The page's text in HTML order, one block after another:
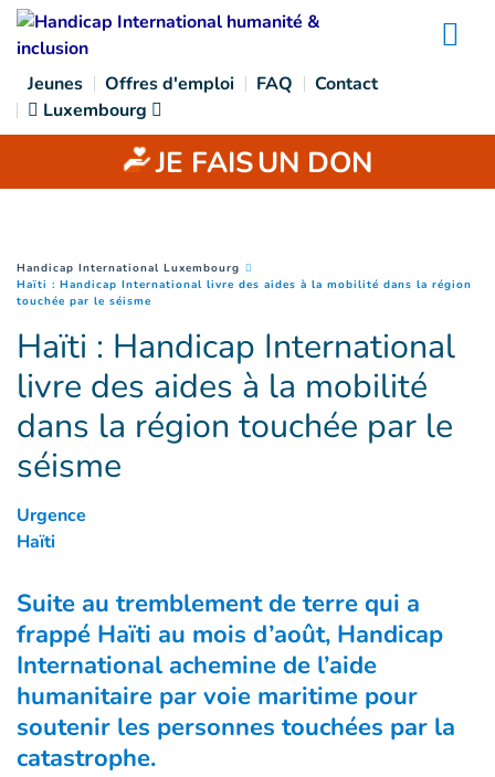
Goto main content
Jeunes Offres d'emploi FAQ
Contact
Luxembourg
JE FAISUN DON
You are here :
Handicap International Luxembourg
Haïti : Handicap International livre des aides à la mobilité dans la région
touchée par le séisme
Haïti : Handicap International
livre des aides à la mobilité
dans la région touchée par le
séisme
Urgence
Haïti
Suite au tremblement de terre qui a
frappé Haïti au mois d’août, Handicap
International achemine de l’aide
humanitaire par voie maritime pour
soutenir les personnes touchées par la
catastrophe.